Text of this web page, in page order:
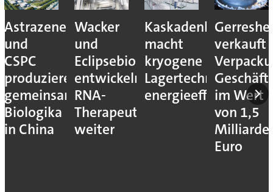
Astrazeneca
und
CSPC
produzieren
gemeinsam
Biologika
in China
Wacker
und
Eclipsebio
entwickeln
RNA-
Therapeutika
weiter
Kaskadenkonzept
macht
kryogene
Lagertechnik
energieeffizienter
verkauft
im Wert
von 1,5
Euro